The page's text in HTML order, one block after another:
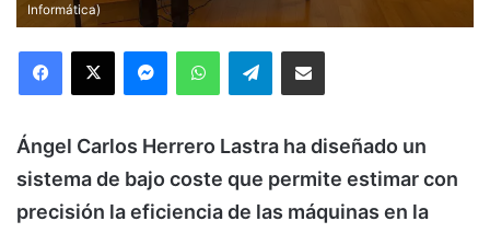
Informática)
Facebook
X MessengerWhatsAppTelegramCompartir via Email
Ángel Carlos Herrero Lastra ha diseñado un
sistema de bajo coste que permite estimar con
precisión la eficiencia de las máquinas en la